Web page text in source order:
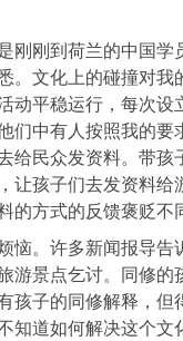
刚刚到荷兰的中国学
。文化上的碰撞对我
动平稳运行，每次设
们中有人按照我的要
给民众发资料。带孩
让孩子们去发资料给
的方式的反馈褒贬不
恼。许多新闻报导告
游景点乞讨。同修的
孩子的同修解释，但
知道如何解决这个文